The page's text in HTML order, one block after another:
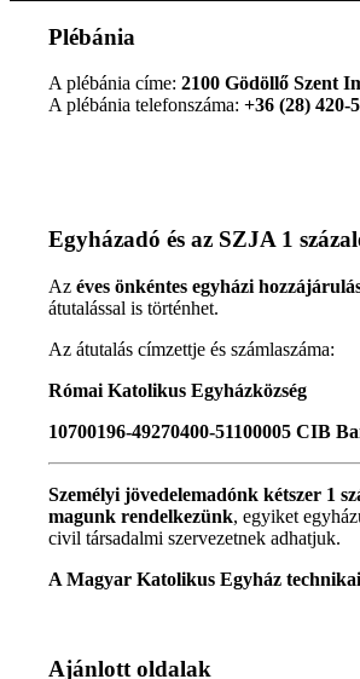
Plébánia
A plébánia címe:2100 Gödöllő Szent
A plébánia telefonszáma:+36 (28) 420-
Egyházadó és az SZJA 1
Azéves önkéntes egyházi
átutalással is történhet.
Az átutalás címzettje és számlaszáma:
Római Katolikus Egyházközség
10700196-49270400-51100005 CIB
Személyi jövedelemadónk kétszer 1
magunk rendelkezünk, egyiket
civil társadalmi szervezetnek adhatjuk.
A Magyar Katolikus Egyház technikai
Ajánlott oldalak